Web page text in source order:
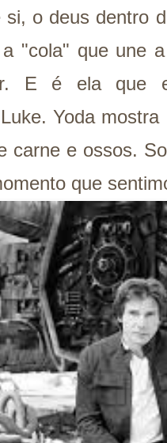
si, o deus dentro
"cola" que une
E é ela que
Yoda
carne e ossos.
que